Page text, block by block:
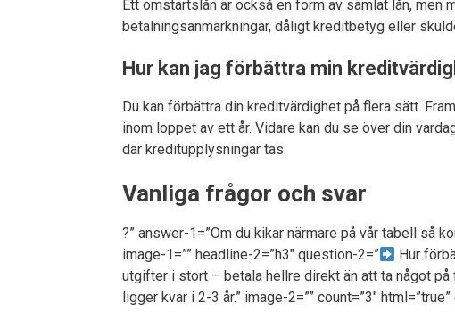
Ett omstartslån är också en form av samlat lån, men
betalningsanmärkningar, dåligt kreditbetyg eller
Hur kan jag förbättra min
Du kan förbättra din kreditvärdighet på flera sätt.
inom loppet av ett år. Vidare kan du se över din
där kreditupplysningar tas.
Vanliga frågor och svar
?” answer-1=”Om du kikar närmare på vår tabell så
image-1=”” headline-2=”h3″ question-2=”
Hur
utgifter i stort – betala hellre direkt än att ta något på
ligger kvar i 2-3 år.” image-2=”” count=”3″